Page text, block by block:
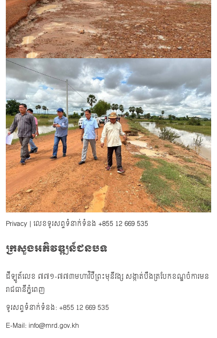
Privacy | លេខទូរសព្ទទំនាក់ទំនង +855 12 669 535
ក្រសួងអភិវឌ្ឍន៍ជនបទ
ដីឡូត៍លេខ ៧៧១-៧៧៣មហាវិថីព្រះមុនីវង្ស សង្កាត់បឹងត្របែកខណ្ឌចំការមន
រាជធានីភ្នំពេញ
ទូរសព្ទទំនាក់ទំនង: +855 12 669 535
E-Mail: info@mrd.gov.kh